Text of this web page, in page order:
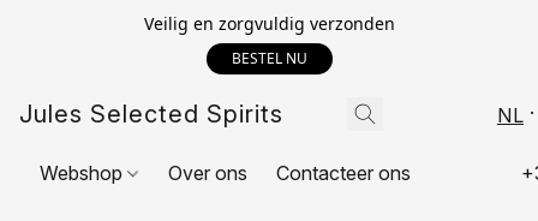
Veilig en zorgvuldig verzonden
BESTEL NU
Jules Selected Spirits NL
Webshop Over ons Contacteer ons